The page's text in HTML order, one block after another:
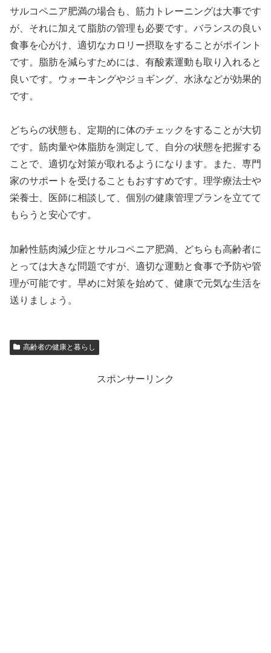
サルコペニア肥満の場合も、筋力トレーニングは大事です
が、それに加えて脂肪の管理も必要です。バランスの良い
食事を心がけ、適切なカロリー摂取をすることがポイント
です。脂肪を減らすためには、有酸素運動も取り入れると
良いです。ウォーキングやジョギング、水泳などが効果的
です。
どちらの状態も、定期的に体のチェックをすることが大切
です。筋肉量や体脂肪を測定して、自分の状態を把握する
ことで、適切な対策が取れるようになります。また、専門
家のサポートを受けることもおすすめです。理学療法士や
栄養士、医師に相談して、個別の健康管理プランを立てて
もらうと安心です。
加齢性筋肉減少症とサルコペニア肥満、どちらも高齢者に
とっては大きな問題ですが、適切な運動と食事で予防や管
理が可能です。早めに対策を始めて、健康で元気な生活を
送りましょう。
高齢者の健康と暮らし
スポンサーリンク